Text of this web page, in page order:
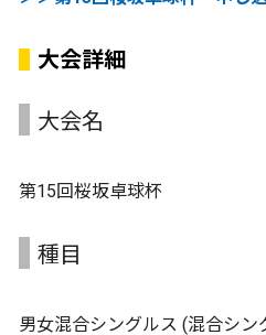
大会詳細
大会名
第15回桜坂卓球杯
種目
男女混合シングルス (混合シン